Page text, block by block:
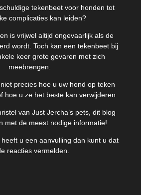
tekenbeet voor honden tot
complicaties kan leiden?
is vrijwel altijd ongevaarlijk als de
wordt. Toch kan een tekenbeet bij
keer grote gevaren met zich
meebrengen.
precies hoe u uw hond op teken
hoe u ze het beste kan verwijderen.
van Just Jercha’s pets, dit blog
met de meest nodige informatie!
u een aanvulling dan kunt u dat
reacties vermelden.